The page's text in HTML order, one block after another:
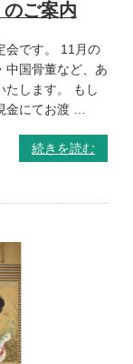
のご案内
会です。 11月の
中国骨董など、あ
たします。 もし
金にてお渡 …
続きを読む